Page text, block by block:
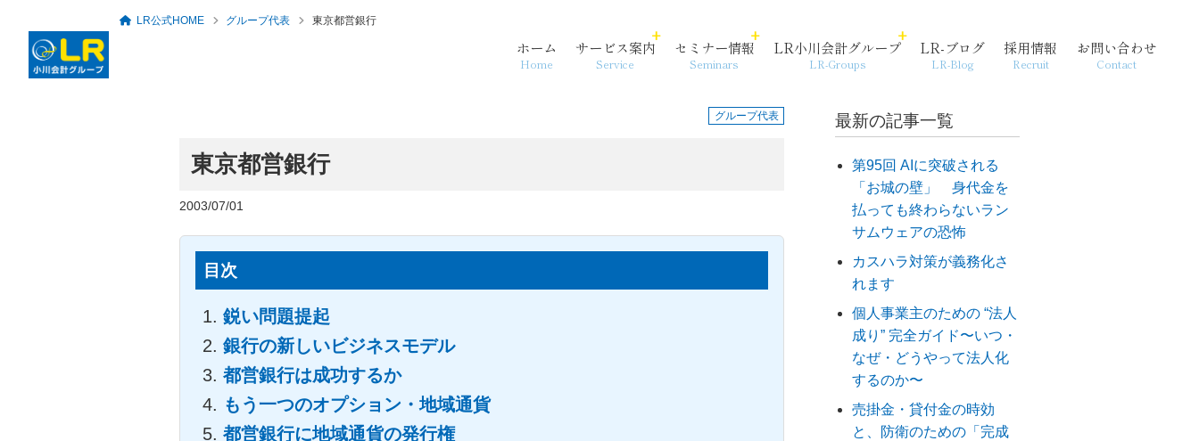
ホーム
Home
サービス案内
Service
経営支援・コンサル
セミナー情報
Seminars
LR小川会計グループ
LR-Groups
個人情報保護方針
LR-ブログ
LR-Blog
採用情報
Recruit
お問い合わせ
Contact
LR公式HOME グループ代表 東京都営銀行
グループ代表
東京都営銀行
2003/07/01
目次
鋭い問題提起
銀行の新しいビジネスモデル
都営銀行は成功するか
もう一つのオプション・地域通貨
都営銀行に地域通貨の発行権
最新の記事一覧
第95回 AIに突破される
「お城の壁」 身代金を
払っても終わらないラン
サムウェアの恐怖
カスハラ対策が義務化さ
れます
個人事業主のための “法人
成り” 完全ガイド〜いつ・
なぜ・どうやって法人化
するのか〜
売掛金・貸付金の時効
と、防衛のための「完成